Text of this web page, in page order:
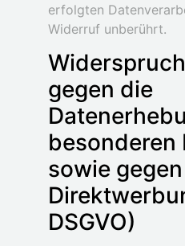
erfolgten
Widerruf unberührt.
gegen die
besonderen
sowie gegen
DSGVO)